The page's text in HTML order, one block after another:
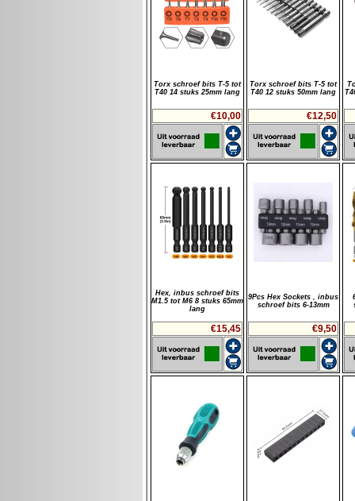
Torx schroef bits T-5 tot
T40 14 stuks 25mm lang
€10,00
Torx schroef bits T-5 tot
T40 12 stuks 50mm lang
€12,50
Hex, inbus schroef bits
M1.5 tot M6 8 stuks 65mm
lang
€15,45
9Pcs Hex Sockets , inbus
schroef bits 6-13mm
€9,50